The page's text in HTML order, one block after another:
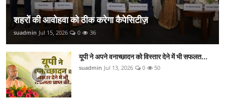
शहरों की आवोहवा को ठीक करेगा कैपेसिटीज़
suadmin Jul 15, 2026 0 36
यूपी ने अपने वनाच्छादन को विस्तार देने में भी सफलत...
suadmin Jul 13, 2026 0 50